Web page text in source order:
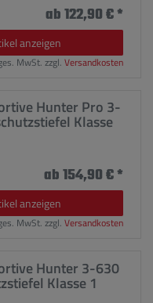
ab 122,90 € *
anzeigen
MwSt. zzgl. Versandkosten
Hunter Pro 3-
Klasse
ab 154,90 € *
anzeigen
MwSt. zzgl. Versandkosten
Hunter 3-630
Klasse 1